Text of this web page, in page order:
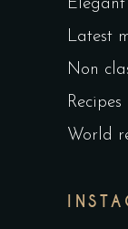
Latest
Non
Recipes
World